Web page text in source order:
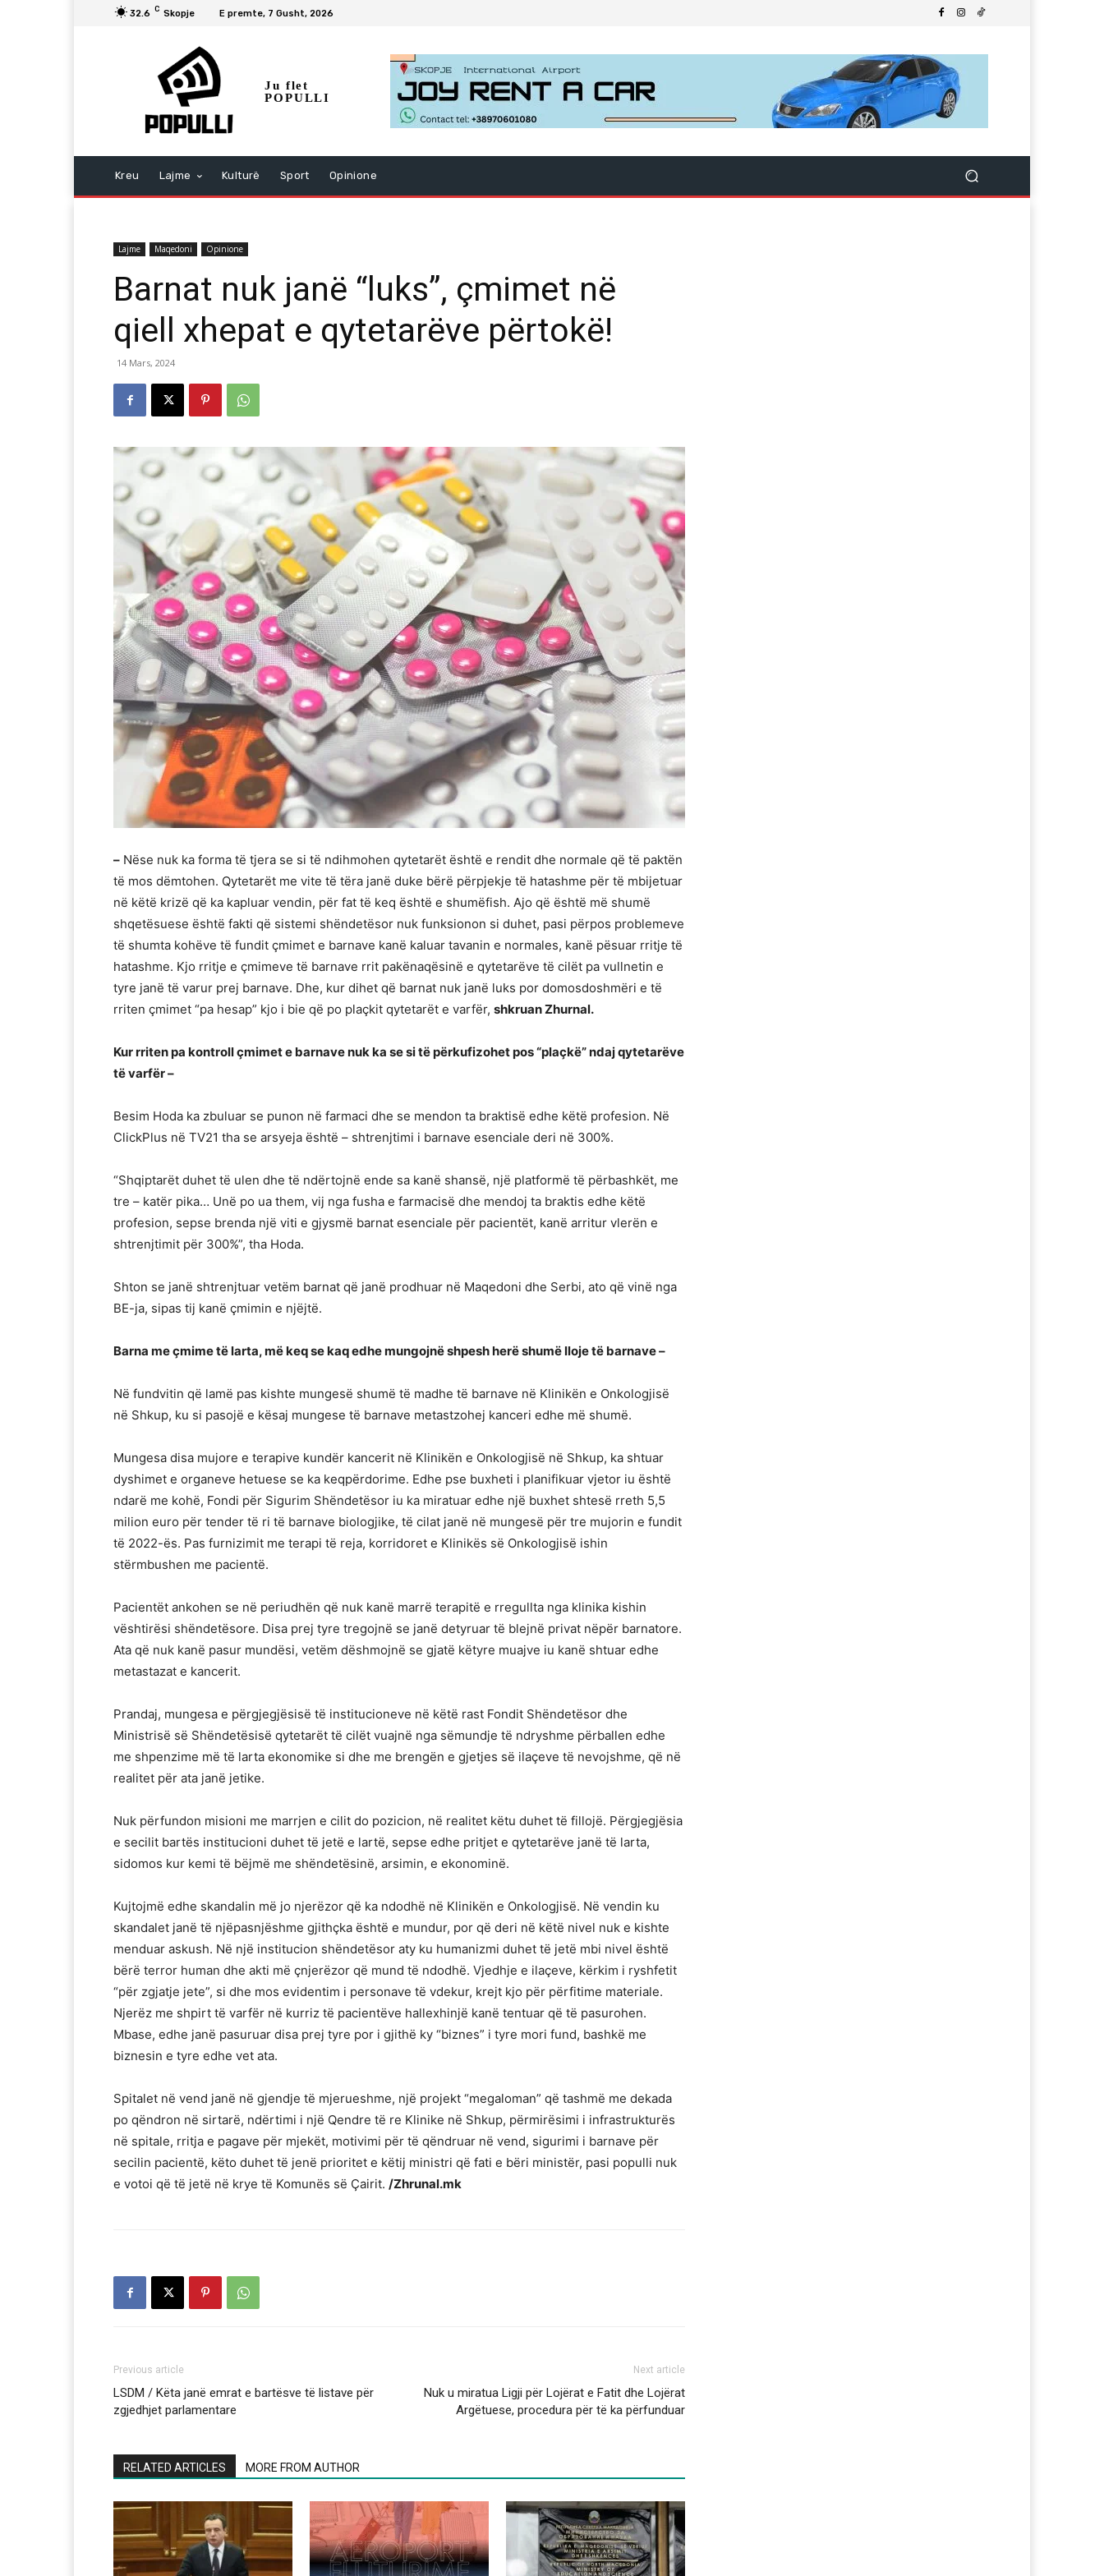
32.6 C Skopje E premte, 7 Gusht, 2026
Ju flet
POPULLI
Kreu Lajme Kulturë Sport Opinione
Lajme Maqedoni Opinione
Barnat nuk janë “luks”, çmimet në
qiell xhepat e qytetarëve përtokë!
14 Mars, 2024
– Nëse nuk ka forma të tjera se si të ndihmohen qytetarët është e rendit dhe normale që të paktën
të mos dëmtohen. Qytetarët me vite të tëra janë duke bërë përpjekje të hatashme për të mbijetuar
në këtë krizë që ka kapluar vendin, për fat të keq është e shumëfish. Ajo që është më shumë
shqetësuese është fakti që sistemi shëndetësor nuk funksionon si duhet, pasi përpos problemeve
të shumta kohëve të fundit çmimet e barnave kanë kaluar tavanin e normales, kanë pësuar rritje të
hatashme. Kjo rritje e çmimeve të barnave rrit pakënaqësinë e qytetarëve të cilët pa vullnetin e
tyre janë të varur prej barnave. Dhe, kur dihet që barnat nuk janë luks por domosdoshmëri e të
rriten çmimet “pa hesap” kjo i bie që po plaçkit qytetarët e varfër, shkruan Zhurnal.
Kur rriten pa kontroll çmimet e barnave nuk ka se si të përkufizohet pos “plaçkë” ndaj qytetarëve
të varfër –
Besim Hoda ka zbuluar se punon në farmaci dhe se mendon ta braktisë edhe këtë profesion. Në
ClickPlus në TV21 tha se arsyeja është – shtrenjtimi i barnave esenciale deri në 300%.
“Shqiptarët duhet të ulen dhe të ndërtojnë ende sa kanë shansë, një platformë të përbashkët, me
tre – katër pika… Unë po ua them, vij nga fusha e farmacisë dhe mendoj ta braktis edhe këtë
profesion, sepse brenda një viti e gjysmë barnat esenciale për pacientët, kanë arritur vlerën e
shtrenjtimit për 300%”, tha Hoda.
Shton se janë shtrenjtuar vetëm barnat që janë prodhuar në Maqedoni dhe Serbi, ato që vinë nga
BE-ja, sipas tij kanë çmimin e njëjtë.
Barna me çmime të larta, më keq se kaq edhe mungojnë shpesh herë shumë lloje të barnave –
Në fundvitin që lamë pas kishte mungesë shumë të madhe të barnave në Klinikën e Onkologjisë
në Shkup, ku si pasojë e kësaj mungese të barnave metastzohej kanceri edhe më shumë.
Mungesa disa mujore e terapive kundër kancerit në Klinikën e Onkologjisë në Shkup, ka shtuar
dyshimet e organeve hetuese se ka keqpërdorime. Edhe pse buxheti i planifikuar vjetor iu është
ndarë me kohë, Fondi për Sigurim Shëndetësor iu ka miratuar edhe një buxhet shtesë rreth 5,5
milion euro për tender të ri të barnave biologjike, të cilat janë në mungesë për tre mujorin e fundit
të 2022-ës. Pas furnizimit me terapi të reja, korridoret e Klinikës së Onkologjisë ishin
stërmbushen me pacientë.
Pacientët ankohen se në periudhën që nuk kanë marrë terapitë e rregullta nga klinika kishin
vështirësi shëndetësore. Disa prej tyre tregojnë se janë detyruar të blejnë privat nëpër barnatore.
Ata që nuk kanë pasur mundësi, vetëm dëshmojnë se gjatë këtyre muajve iu kanë shtuar edhe
metastazat e kancerit.
Prandaj, mungesa e përgjegjësisë të institucioneve në këtë rast Fondit Shëndetësor dhe
Ministrisë së Shëndetësisë qytetarët të cilët vuajnë nga sëmundje të ndryshme përballen edhe
me shpenzime më të larta ekonomike si dhe me brengën e gjetjes së ilaçeve të nevojshme, që në
realitet për ata janë jetike.
Nuk përfundon misioni me marrjen e cilit do pozicion, në realitet këtu duhet të fillojë. Përgjegjësia
e secilit bartës institucioni duhet të jetë e lartë, sepse edhe pritjet e qytetarëve janë të larta,
sidomos kur kemi të bëjmë me shëndetësinë, arsimin, e ekonominë.
Kujtojmë edhe skandalin më jo njerëzor që ka ndodhë në Klinikën e Onkologjisë. Në vendin ku
skandalet janë të njëpasnjëshme gjithçka është e mundur, por që deri në këtë nivel nuk e kishte
menduar askush. Në një institucion shëndetësor aty ku humanizmi duhet të jetë mbi nivel është
bërë terror human dhe akti më çnjerëzor që mund të ndodhë. Vjedhje e ilaçeve, kërkim i ryshfetit
“për zgjatje jete”, si dhe mos evidentim i personave të vdekur, krejt kjo për përfitime materiale.
Njerëz me shpirt të varfër në kurriz të pacientëve hallexhinjë kanë tentuar që të pasurohen.
Mbase, edhe janë pasuruar disa prej tyre por i gjithë ky “biznes” i tyre mori fund, bashkë me
biznesin e tyre edhe vet ata.
Spitalet në vend janë në gjendje të mjerueshme, një projekt “megaloman” që tashmë me dekada
po qëndron në sirtarë, ndërtimi i një Qendre të re Klinike në Shkup, përmirësimi i infrastrukturës
në spitale, rritja e pagave për mjekët, motivimi për të qëndruar në vend, sigurimi i barnave për
secilin pacientë, këto duhet të jenë prioritet e këtij ministri që fati e bëri ministër, pasi populli nuk
e votoi që të jetë në krye të Komunës së Çairit. /Zhrunal.mk
Previous article
LSDM / Këta janë emrat e bartësve të listave për
zgjedhjet parlamentare
Next article
Nuk u miratua Ligji për Lojërat e Fatit dhe Lojërat
Argëtuese, procedura për të ka përfunduar
RELATED ARTICLES MORE FROM AUTHOR